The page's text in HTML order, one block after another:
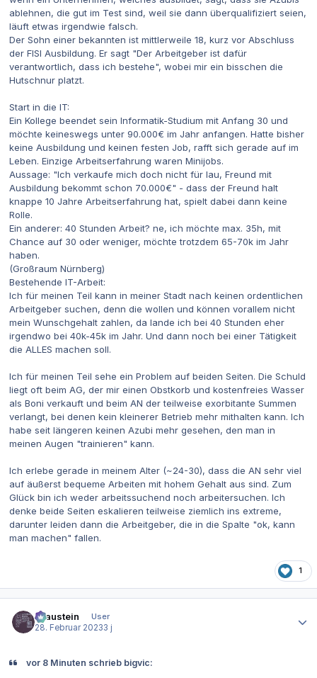
ablehnen, die gut im Test sind, weil sie dann überqualifiziert seien,
läuft etwas irgendwie falsch.
Der Sohn einer bekannten ist mittlerweile 18, kurz vor Abschluss
der FISI Ausbildung. Er sagt "Der Arbeitgeber ist dafür
verantwortlich, dass ich bestehe", wobei mir ein bisschen die
Hutschnur platzt.
Start in die IT:
Ein Kollege beendet sein Informatik-Studium mit Anfang 30 und
möchte keineswegs unter 90.000€ im Jahr anfangen. Hatte bisher
keine Ausbildung und keinen festen Job, rafft sich gerade auf im
Leben. Einzige Arbeitserfahrung waren Minijobs.
Aussage: "Ich verkaufe mich doch nicht für lau, Freund mit
Ausbildung bekommt schon 70.000€" - dass der Freund halt
knappe 10 Jahre Arbeitserfahrung hat, spielt dabei dann keine
Rolle.
Ein anderer: 40 Stunden Arbeit? ne, ich möchte max. 35h, mit
Chance auf 30 oder weniger, möchte trotzdem 65-70k im Jahr
haben.
(Großraum Nürnberg)
Bestehende IT-Arbeit:
Ich für meinen Teil kann in meiner Stadt nach keinen ordentlichen
Arbeitgeber suchen, denn die wollen und können vorallem nicht
mein Wunschgehalt zahlen, da lande ich bei 40 Stunden eher
irgendwo bei 40k-45k im Jahr. Und dann noch bei einer Tätigkeit
die ALLES machen soll.
Ich für meinen Teil sehe ein Problem auf beiden Seiten. Die Schuld
liegt oft beim AG, der mir einen Obstkorb und kostenfreies Wasser
als Boni verkauft und beim AN der teilweise exorbitante Summen
verlangt, bei denen kein kleinerer Betrieb mehr mithalten kann. Ich
habe seit längeren keinen Azubi mehr gesehen, den man in
meinen Augen "trainieren" kann.
Ich erlebe gerade in meinem Alter (~24-30), dass die AN sehr viel
auf äußerst bequeme Arbeiten mit hohem Gehalt aus sind. Zum
Glück bin ich weder arbeitssuchend noch arbeitersuchen. Ich
denke beide Seiten eskalieren teilweise ziemlich ins extreme,
darunter leiden dann die Arbeitgeber, die in die Spalte "ok, kann
man machen" fallen.
1
Graustein
User
28. Februar 20233 j
vor 8 Minuten schrieb bigvic: